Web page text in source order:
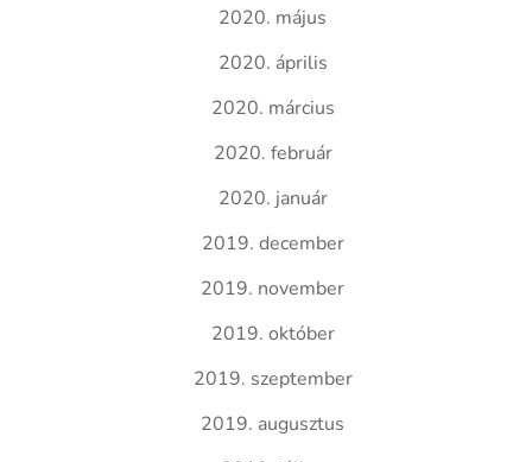
2020. május
2020. április
2020. március
2020. február
2020. január
2019. december
2019. november
2019. október
2019. szeptember
2019. augusztus